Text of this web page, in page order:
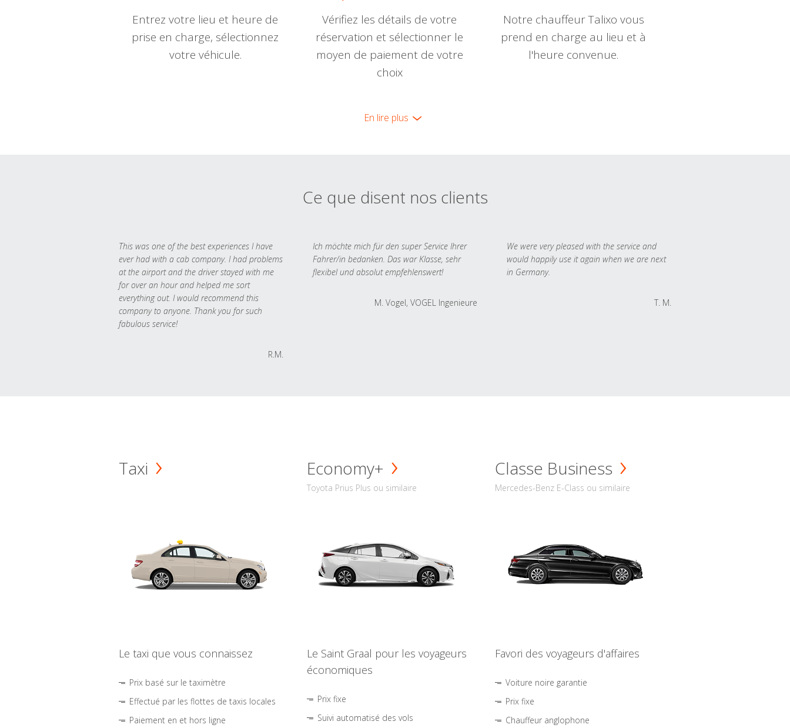
Entrez votre lieu et heure de
prise en charge, sélectionnez
votre véhicule.
Vérifiez les détails de votre
réservation et sélectionner le
moyen de paiement de votre
choix
Notre chauffeur Talixo vous
prend en charge au lieu et à
l'heure convenue.
En lire plus
Ce que disent nos clients
This was one of the best experiences I have
ever had with a cab company. I had problems
at the airport and the driver stayed with me
for over an hour and helped me sort
everything out. I would recommend this
company to anyone. Thank you for such
fabulous service!
R.M.
Ich möchte mich für den super Service Ihrer
Fahrer/in bedanken. Das war Klasse, sehr
flexibel und absolut empfehlenswert!
M. Vogel, VOGEL Ingenieure
We were very pleased with the service and
would happily use it again when we are next
in Germany.
T. M.
Taxi
Le taxi que vous connaissez
Prix basé sur le taximètre
Effectué par les flottes de taxis locales
Paiement en et hors ligne
Economy+
Toyota Prius Plus ou similaire
Le Saint Graal pour les voyageurs
économiques
Prix fixe
Suivi automatisé des vols
Classe Business
Mercedes-Benz E-Class ou similaire
Favori des voyageurs d'affaires
Voiture noire garantie
Prix fixe
Chauffeur anglophone